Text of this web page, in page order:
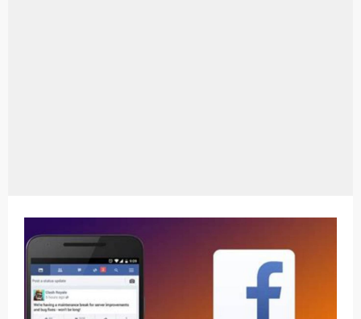
Bitcoin Miner Android: Apa Itu Dan Bagaimana Cara Menggunakannya
Pp Wa Couple Pasangan: Cara Terbaik Untuk Menjaga Hubungan
Cara Mengecek Windows Ori